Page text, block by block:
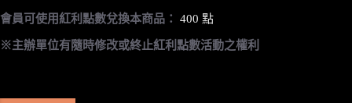
會員可使用紅利點數兌換本商品： 400 點
※主辦單位有隨時修改或終止紅利點數活動之權利